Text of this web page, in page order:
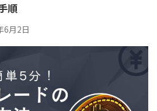
順
6月2日